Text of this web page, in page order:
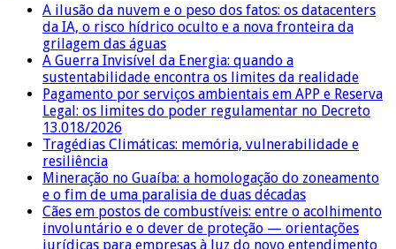
A ilusão da nuvem e o peso dos fatos: os datacenters
da IA, o risco hídrico oculto e a nova fronteira da
grilagem das águas
A Guerra Invisível da Energia: quando a
sustentabilidade encontra os limites da realidade
Pagamento por serviços ambientais em APP e Reserva
Legal: os limites do poder regulamentar no Decreto
13.018/2026
Tragédias Climáticas: memória, vulnerabilidade e
resiliência
Mineração no Guaíba: a homologação do zoneamento
e o fim de uma paralisia de duas décadas
Cães em postos de combustíveis: entre o acolhimento
involuntário e o dever de proteção — orientações
jurídicas para empresas à luz do novo entendimento